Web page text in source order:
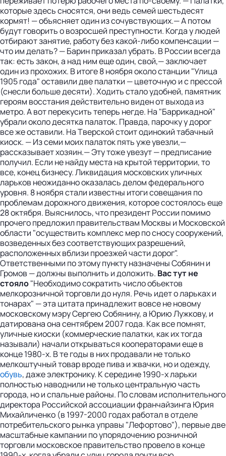
которые здесь сносятся, они ведь семей шестьдесят
кормят! — объясняет один из сочувствующих.— А потом
будут говорить о возросшей преступности. Когда у людей
отбирают занятие, работу без какой-либо компенсации —
что им делать? — Барин приказал убрать. В России всегда
так: есть закон, а над ним еще один, свой,— заключает
один из прохожих. В итоге 8 ноября около станции "Улица
1905 года" оставили две палатки — цветочную и с прессой
(снесли больше десяти). Ходить стало удобней, памятник
героям восстания действительно виден от выхода из
метро. А вот перекусить теперь негде. На "Баррикадной"
убрали около десятка палаток. Правда, парочку у дорог
все же оставили. На Тверской стоит одинокий табачный
киоск. — Из семи моих палаток пять уже увезли,—
рассказывает хозяин.— Эту тоже увезут — предписание
получил. Если не найду места на крытой территории, то
все, конец бизнесу. Ликвидация московских уличных
ларьков неожиданно оказалась делом федерального
уровня. 8 ноября стали известны итоги совещания по
проблемам дорожного движения, которое состоялось еще
28 октября. Выяснилось, что президент России помимо
прочего предложил правительствам Москвы и Московской
области "осуществить комплекс мер по сносу сооружений,
возведенных без соответствующих разрешений,
расположенных вблизи проезжей части дорог".
Ответственными по этому пункту назначены Собянин и
Громов — должны выполнить и доложить. Вас тут не
стояло"Необходимо сократить число объектов
мелкорозничной торговли до нуля. Речь идет о ларьках и
тонарах" — эта цитата принадлежит вовсе не новому
московскому мэру Сергею Собянину, а Юрию Лужкову, и
датирована она сентябрем 2007 года. Как все помнят,
уличные киоски (коммерческие палатки, как их тогда
называли) начали открываться кооператорами еще в
конце 1980-х. В те годы в них продавали не только
мелкоштучный товар вроде пива и жвачки, но и одежду,
обувь, даже электронику. К середине 1990-х ларьки
полностью наводнили не только центральную часть
города, но и спальные районы. По словам исполнительного
директора Российской ассоциации франчайзинга Юрия
Михайличенко (в 1997-2000 годах работал в отделе
потребительского рынка управы "Лефортово"), первые две
масштабные кампании по упорядочению розничной
торговли московское правительство провело в конце